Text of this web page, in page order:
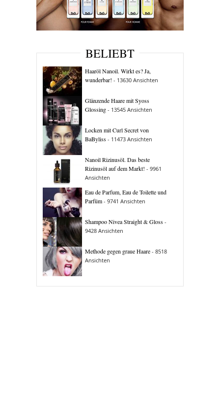
BELIEBT
Haaröl Nanoil. Wirkt es? Ja,
wunderbar! - 13630 Ansichten
Glänzende Haare mit Syoss
Glossing - 13545 Ansichten
Locken mit Curl Secret von
BaByliss - 11473 Ansichten
Nanoil Rizinusöl. Das beste
Rizinusöl auf dem Markt! - 9961
Ansichten
Eau de Parfum, Eau de Toilette und
Parfüm - 9741 Ansichten
Shampoo Nivea Straight & Gloss -
9428 Ansichten
Methode gegen graue Haare - 8518
Ansichten